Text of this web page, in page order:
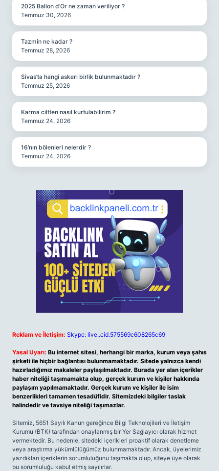
2025 Ballon d’Or ne zaman veriliyor ?
Temmuz 30, 2026
Tazmin ne kadar ?
Temmuz 28, 2026
Sivas’ta hangi askeri birlik bulunmaktadır ?
Temmuz 25, 2026
Karma ciltten nasıl kurtulabilirim ?
Temmuz 24, 2026
16’nın bölenleri nelerdir ?
Temmuz 24, 2026
Reklam ve İletişim: Skype: live:.cid.575569c608265c69
Yasal Uyarı: Bu internet sitesi, herhangi bir marka, kurum veya şahıs
şirketi ile hiçbir bağlantısı bulunmamaktadır. Sitede yalnızca kendi
hazırladığımız makaleler paylaşılmaktadır. Burada yer alan içerikler
haber niteliği taşımamakta olup, gerçek kurum ve kişiler hakkında
paylaşım yapılmamaktadır. Gerçek kurum ve kişiler ile isim
benzerlikleri tamamen tesadüfidir. Sitemizdeki bilgiler taslak
halindedir ve tavsiye niteliği taşımazlar.
Sitemiz, 5651 Sayılı Kanun gereğince Bilgi Teknolojileri ve İletişim
Kurumu (BTK) tarafından onaylanmış bir Yer Sağlayıcı olarak hizmet
vermektedir. Bu nedenle, sitedeki içerikleri proaktif olarak denetleme
veya araştırma yükümlülüğümüz bulunmamaktadır. Ancak, üyelerimiz
yazdıkları içeriklerin sorumluluğunu taşımakta olup, siteye üye olarak
bu sorumluluğu kabul etmiş sayılırlar.